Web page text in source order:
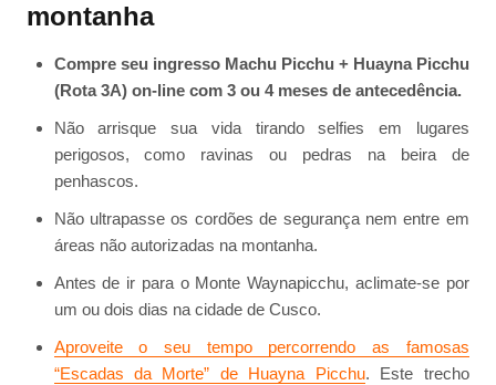
montanha
Compre seu ingresso Machu Picchu + Huayna Picchu
(Rota 3A) on-line com 3 ou 4 meses de antecedência.
Não arrisque sua vida tirando selfies em lugares
perigosos, como ravinas ou pedras na beira de
penhascos.
Não ultrapasse os cordões de segurança nem entre em
áreas não autorizadas na montanha.
Antes de ir para o Monte Waynapicchu, aclimate-se por
um ou dois dias na cidade de Cusco.
Aproveite o seu tempo percorrendo as famosas
“Escadas da Morte” de Huayna Picchu. Este trecho